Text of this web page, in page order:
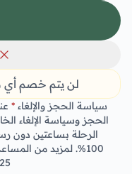
لن يتم خصم أي
سياسة الحجز والإلغاء *
الحجز وسياسة الإلغاء
الرحلة بساعتين دون
100%. لمزيد من المساعدة، تواصل معنا مباشرة عبر الواتساب